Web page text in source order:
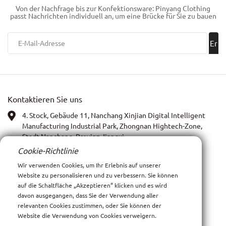
oder Design einzugehen
Von der Nachfrage bis zur Konfektionsware: Pinyang Clothing
passt Nachrichten individuell an, um eine Brücke für Sie zu bauen
Er
Kontaktieren Sie uns
4. Stock, Gebäude 11, Nanchang Xinjian Digital Intelligent
Manufacturing Industrial Park, Zhongnan Hightech-Zone,
Stadt Nanchang, Provinz Jiangxi
WhatsApp:13767972399
Bild: Anna Xia
Email:xiay0707i@outlook.com
Cookie-Richtlinie
Wir verwenden Cookies, um Ihr Erlebnis auf unserer
Website zu personalisieren und zu verbessern. Sie können
auf die Schaltfläche „Akzeptieren“ klicken und es wird
davon ausgegangen, dass Sie der Verwendung aller
relevanten Cookies zustimmen, oder Sie können der
Website die Verwendung von Cookies verweigern.